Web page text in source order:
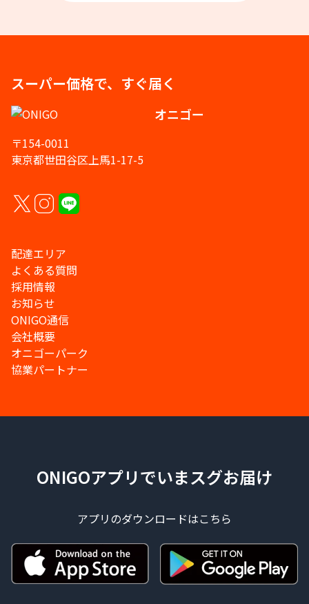
スーパー価格で、すぐ届く
オニゴー
〒154-0011
東京都世田谷区上馬1-17-5
配達エリア
よくある質問
採用情報
お知らせ
ONIGO通信
会社概要
オニゴーパーク
協業パートナー
ONIGOアプリでいまスグお届け
アプリのダウンロードはこちら